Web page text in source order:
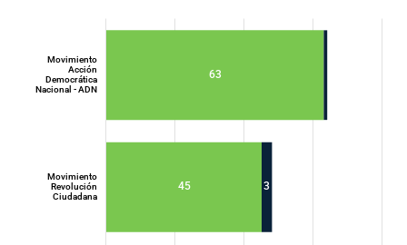
45
63
3
Movimiento
Revolución
Ciudadana
Movimiento
Acción
Democrática
Nacional - ADN